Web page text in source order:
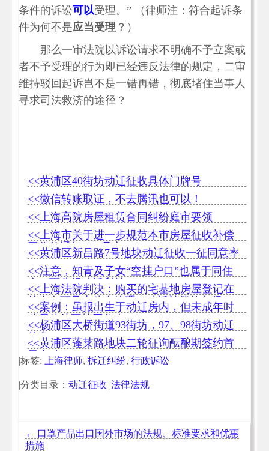
条件的诉讼可以受理。” （律师注：符合起诉条
件为何不是应当受理 ？）
那么一审法院以诉讼请求不明确不予立案或
者不予受理的行为即已经违反法律的规定，二审
维持驳回起诉岂不是一错再错，彻底堵住当事人
寻求司法救济的途径？
<<黄浦区40街坊动迁征收具体门牌号
<<微信转账取证，不去腾讯也可以！
<<上海高院房屋租赁合同纠纷庭审要领
<<上海市关于进一步规范本市房屋征收补偿
工作的通知[243号文]
<<黄浦区新昌路7号地块动迁征收一征同意率
99.65%
<<注意，知青及子女“空挂户口”也属于同住
人，可分得动迁利益
<<上海法院判决：购买的宅基地房屋登记在
他人名下且由他人管理，动迁补偿款各得
50%
<<案例：虽报出生于动迁房内，但未成年时
移居他处不算同住人
<<杨浦区大桥街道93街坊，97、98街坊动迁
信息
<<黄浦区蓬莱路地块二轮征询酝酿期签约首
日突破85%
|标签: 上海律师, 拆迁纠纷, 行政诉讼
|分类目录： 动迁征收 |法律法规
← 口罩产品出口国外市场的法规、标准要求和优惠
措施